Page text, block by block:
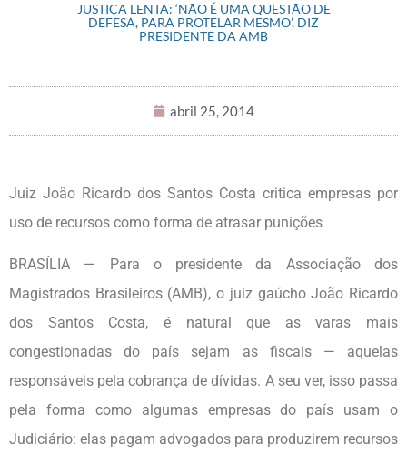
JUSTIÇA LENTA: ‘NÃO É UMA QUESTÃO DE
DEFESA, PARA PROTELAR MESMO’, DIZ
PRESIDENTE DA AMB
abril 25, 2014
Juiz João Ricardo dos Santos Costa critica empresas por
uso de recursos como forma de atrasar punições
BRASÍLIA — Para o presidente da Associação dos
Magistrados Brasileiros (AMB), o juiz gaúcho João Ricardo
dos Santos Costa, é natural que as varas mais
congestionadas do país sejam as fiscais — aquelas
responsáveis pela cobrança de dívidas. A seu ver, isso passa
pela forma como algumas empresas do país usam o
Judiciário: elas pagam advogados para produzirem recursos